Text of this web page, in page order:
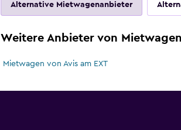
Alternative Mietwagenanbieter
Weitere Anbieter von
Mietwagen von Avis am EXT